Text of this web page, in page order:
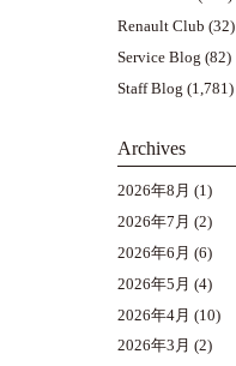
Renault Club (32)
Service Blog (82)
Staff Blog (1,781)
Archives
2026年8月 (1)
2026年7月 (2)
2026年6月 (6)
2026年5月 (4)
2026年4月 (10)
2026年3月 (2)